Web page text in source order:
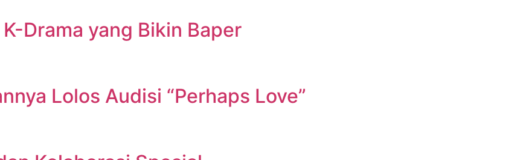
Drama yang Bikin Baper
Lolos Audisi “Perhaps Love”